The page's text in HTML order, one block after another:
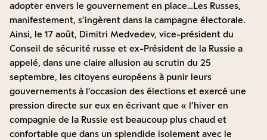
adopter envers le gouvernement en place…Les Russes,
manifestement, s’ingèrent dans la campagne électorale.
Ainsi, le 17 août, Dimitri Medvedev, vice-président du
Conseil de sécurité russe et ex-Président de la Russie a
appelé, dans une claire allusion au scrutin du 25
septembre, les citoyens européens à punir leurs
gouvernements à l’occasion des élections et exercé une
pression directe sur eux en écrivant que « l’hiver en
compagnie de la Russie est beaucoup plus chaud et
confortable que dans un splendide isolement avec le